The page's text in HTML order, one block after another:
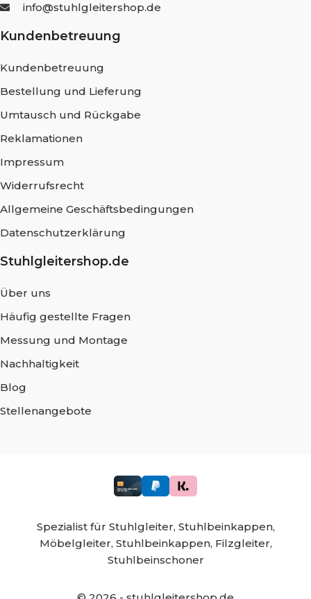
info@stuhlgleitershop.de
Kundenbetreuung
Kundenbetreuung
Bestellung und Lieferung
Umtausch und Rückgabe
Reklamationen
Impressum
Widerrufsrecht
Allgemeine Geschäftsbedingungen
Datenschutzerklärung
Stuhlgleitershop.de
Über uns
Häufig gestellte Fragen
Messung und Montage
Nachhaltigkeit
Blog
Stellenangebote
Spezialist für Stuhlgleiter, Stuhlbeinkappen,
Möbelgleiter, Stuhlbeinkappen, Filzgleiter,
Stuhlbeinschoner